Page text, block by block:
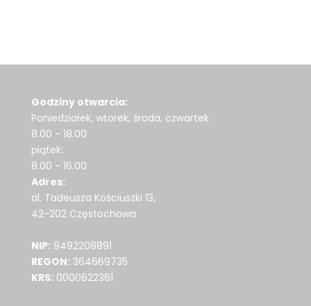
Godziny otwarcia:
Poniedziałek, wtorek, środa, czwartek
8.00 - 18.00
piątek:
8.00 - 16.00
Adres:
al. Tadeusza Kościuszki 13,
42-202 Częstochowa
NIP: 9492208891
REGON: 364669735
KRS: 0000622361